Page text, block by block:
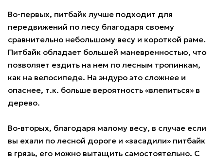
Во-первых, питбайк лучше подходит для
передвижений по лесу благодаря своему
сравнительно небольшому весу и короткой раме.
Питбайк обладает большей маневренностью, что
позволяет ездить на нем по лесным тропинкам,
как на велосипеде. На эндуро это сложнее и
опаснее, т.к. больше вероятность «влепиться» в
дерево.
Во-вторых, благодаря малому весу, в случае если
вы ехали по лесной дороге и «засадили» питбайк
в грязь, его можно вытащить самостоятельно. С